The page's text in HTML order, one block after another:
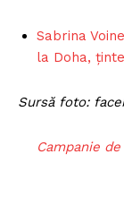
Sabrina
la Doha,
Sursă foto:
Campanie